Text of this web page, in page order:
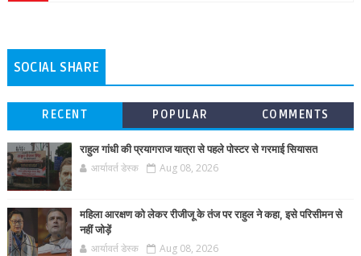
SOCIAL SHARE
RECENT POPULAR COMMENTS
राहुल गांधी की प्रयागराज यात्रा से पहले पोस्टर से गरमाई सियासत
आर्यावर्त डेस्क Aug 08, 2026
महिला आरक्षण को लेकर रीजीजू के तंज पर राहुल ने कहा, इसे परिसीमन से
नहीं जोड़ें
आर्यावर्त डेस्क Aug 08, 2026